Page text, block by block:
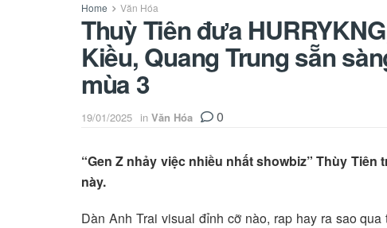
Home Văn Hóa
Thuỳ Tiên đưa
Kiều, Quang Trung sẵn
mùa 3
19/01/2025 in Văn Hóa 0
“Gen Z nhảy việc nhiều nhất showbiz” Thùy
này.
Dàn Anh Trai visual đỉnh cỡ nào, rap hay ra sao